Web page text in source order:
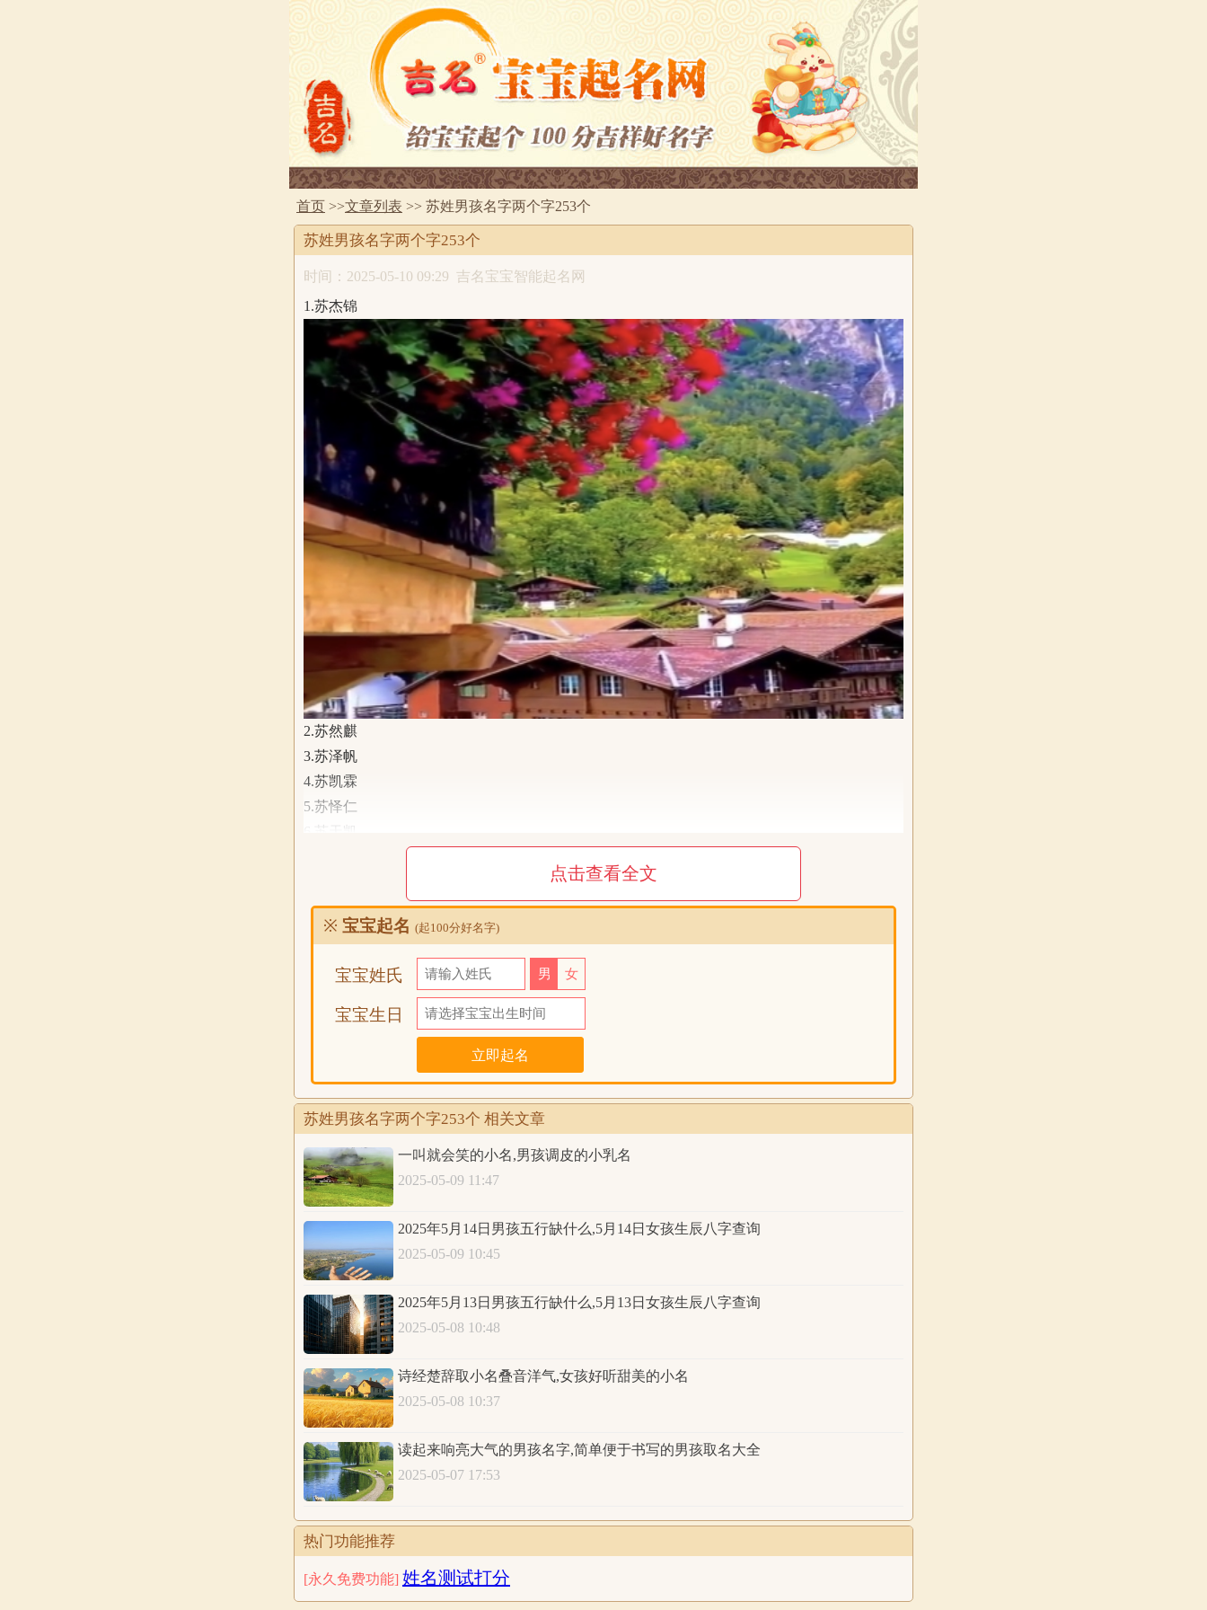
首页 >>文章列表 >> 苏姓男孩名字两个字253个
苏姓男孩名字两个字253个
时间：2025-05-10 09:29 吉名宝宝智能起名网
1.苏杰锦
2.苏然麒
3.苏泽帆
4.苏凯霖
5.苏怿仁
9.苏佑怿
10.苏梓昭
12.苏子恺
13.苏鑫林
16.苏怿珉
17.苏飞驹
18.苏智先
19.苏浩礼
20.苏顺力
21.苏凯桓
22.苏凯刚
23.苏程长
24.苏轩蹊
25.苏泽琛
26.苏希邦
28.苏宇皓
29.苏正贺
31.苏逸廉
32.苏家安
34.苏程晴
35.苏雨圣
36.苏康应
点击查看全文
※ 宝宝起名 (起100分好名字)
宝宝姓氏 男 女
宝宝生日
苏姓男孩名字两个字253个 相关文章
一叫就会笑的小名,男孩调皮的小乳名
2025-05-09 11:47
2025年5月14日男孩五行缺什么,5月14日女孩生辰八字查询
2025-05-09 10:45
2025年5月13日男孩五行缺什么,5月13日女孩生辰八字查询
2025-05-08 10:48
诗经楚辞取小名叠音洋气,女孩好听甜美的小名
2025-05-08 10:37
读起来响亮大气的男孩名字,简单便于书写的男孩取名大全
2025-05-07 17:53
热门功能推荐
[永久免费功能] 姓名测试打分